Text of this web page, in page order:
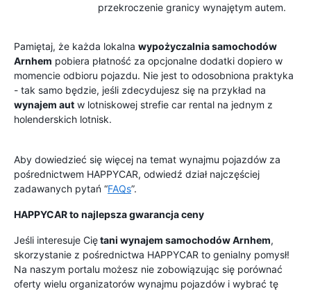
przekroczenie granicy wynajętym autem.
Pamiętaj, że każda lokalna wypożyczalnia samochodów
Arnhem pobiera płatność za opcjonalne dodatki dopiero w
momencie odbioru pojazdu. Nie jest to odosobniona praktyka
- tak samo będzie, jeśli zdecydujesz się na przykład na
wynajem aut w lotniskowej strefie car rental na jednym z
holenderskich lotnisk.
Aby dowiedzieć się więcej na temat wynajmu pojazdów za
pośrednictwem HAPPYCAR, odwiedź dział najczęściej
zadawanych pytań “FAQs”.
HAPPYCAR to najlepsza gwarancja ceny
Jeśli interesuje Ciętani wynajem samochodów Arnhem,
skorzystanie z pośrednictwa HAPPYCAR to genialny pomysł!
Na naszym portalu możesz nie zobowiązując się porównać
oferty wielu organizatorów wynajmu pojazdów i wybrać tę